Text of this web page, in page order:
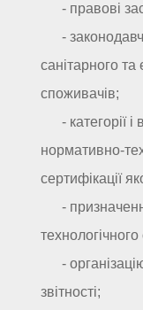
- правові
-
санітарного та
споживачів;
- категорії і
нормативно-
сертифікації
-
- організацію
звітності;